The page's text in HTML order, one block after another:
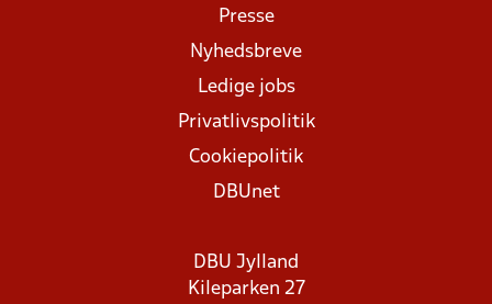
Presse
Nyhedsbreve
Ledige jobs
Privatlivspolitik
Cookiepolitik
DBUnet
DBU Jylland
Kileparken 27